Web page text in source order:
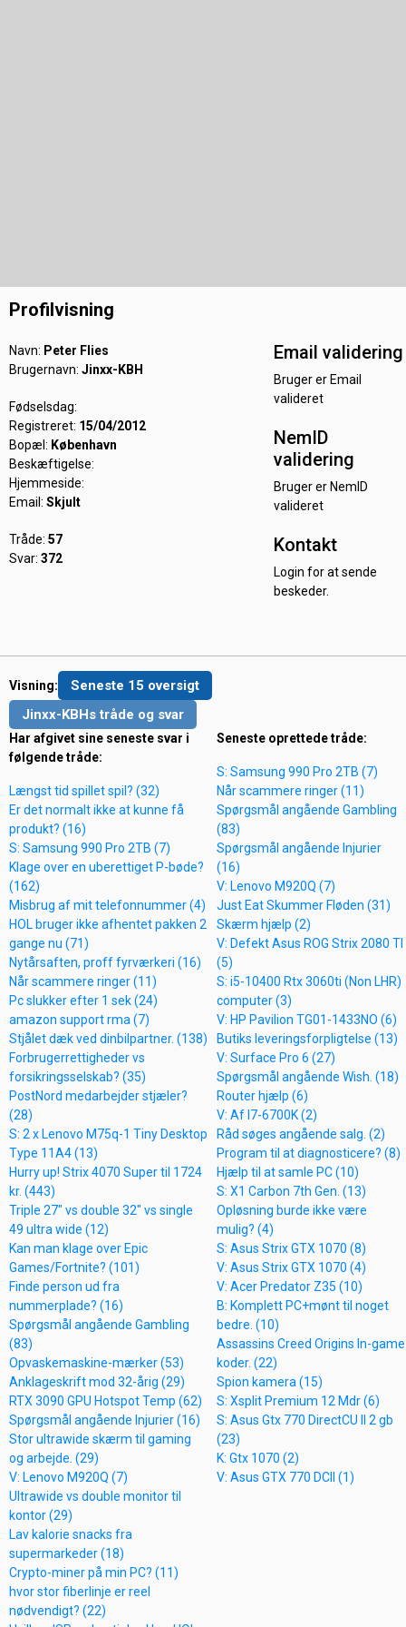
Profilvisning
Navn: Peter Flies
Brugernavn: Jinxx-KBH
Fødselsdag:
Registreret: 15/04/2012
Bopæl: København
Beskæftigelse:
Hjemmeside:
Email: Skjult
Tråde: 57
Svar: 372
Email validering
Bruger er Email
valideret
NemID
validering
Bruger er NemID
valideret
Kontakt
Login for at sende
beskeder.
Visning:
Seneste 15 oversigt
Jinxx-KBHs tråde og svar
Har afgivet sine seneste svar i
følgende tråde:
Længst tid spillet spil? (32)
Er det normalt ikke at kunne få
produkt? (16)
S: Samsung 990 Pro 2TB (7)
Klage over en uberettiget P-bøde?
(162)
Misbrug af mit telefonnummer (4)
HOL bruger ikke afhentet pakken 2
gange nu (71)
Nytårsaften, proff fyrværkeri (16)
Når scammere ringer (11)
Pc slukker efter 1 sek (24)
amazon support rma (7)
Stjålet dæk ved dinbilpartner. (138)
Forbrugerrettigheder vs
forsikringsselskab? (35)
PostNord medarbejder stjæler?
(28)
S: 2 x Lenovo M75q-1 Tiny Desktop
Type 11A4 (13)
Hurry up! Strix 4070 Super til 1724
kr. (443)
Triple 27" vs double 32" vs single
49 ultra wide (12)
Kan man klage over Epic
Games/Fortnite? (101)
Finde person ud fra
nummerplade? (16)
Spørgsmål angående Gambling
(83)
Opvaskemaskine-mærker (53)
Anklageskrift mod 32-årig (29)
RTX 3090 GPU Hotspot Temp (62)
Spørgsmål angående Injurier (16)
Stor ultrawide skærm til gaming
og arbejde. (29)
V: Lenovo M920Q (7)
Ultrawide vs double monitor til
kontor (29)
Lav kalorie snacks fra
supermarkeder (18)
Crypto-miner på min PC? (11)
hvor stor fiberlinje er reel
nødvendigt? (22)
Seneste oprettede tråde:
S: Samsung 990 Pro 2TB (7)
Når scammere ringer (11)
Spørgsmål angående Gambling
(83)
Spørgsmål angående Injurier
(16)
V: Lenovo M920Q (7)
Just Eat Skummer Fløden (31)
Skærm hjælp (2)
V: Defekt Asus ROG Strix 2080 TI
(5)
S: i5-10400 Rtx 3060ti (Non LHR)
computer (3)
V: HP Pavilion TG01-1433NO (6)
Butiks leveringsforpligtelse (13)
V: Surface Pro 6 (27)
Spørgsmål angående Wish. (18)
Router hjælp (6)
V: Af I7-6700K (2)
Råd søges angående salg. (2)
Program til at diagnosticere? (8)
Hjælp til at samle PC (10)
S: X1 Carbon 7th Gen. (13)
Opløsning burde ikke være
mulig? (4)
S: Asus Strix GTX 1070 (8)
V: Asus Strix GTX 1070 (4)
V: Acer Predator Z35 (10)
B: Komplett PC+mønt til noget
bedre. (10)
Assassins Creed Origins In-game
koder. (22)
Spion kamera (15)
S: Xsplit Premium 12 Mdr (6)
S: Asus Gtx 770 DirectCU II 2 gb
(23)
K: Gtx 1070 (2)
V: Asus GTX 770 DCII (1)